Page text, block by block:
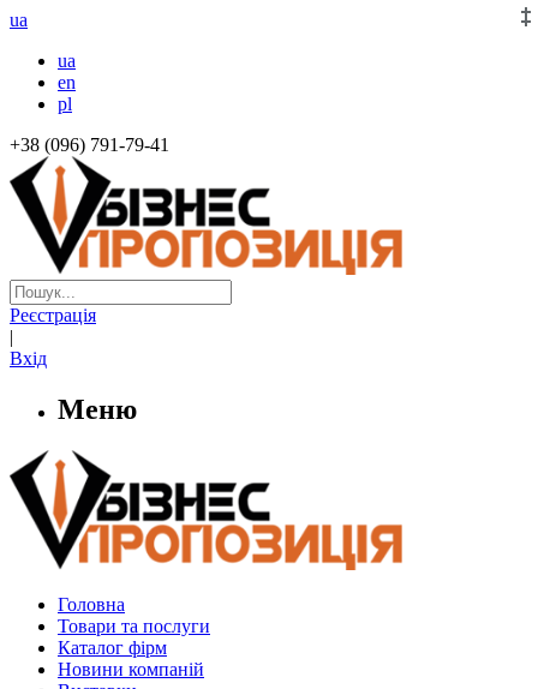
ua
ua
en
pl
+38 (096) 791-79-41
Реєстрація
|
Вхід
Меню
Головна
Товари та послуги
Каталог фірм
Новини компаній